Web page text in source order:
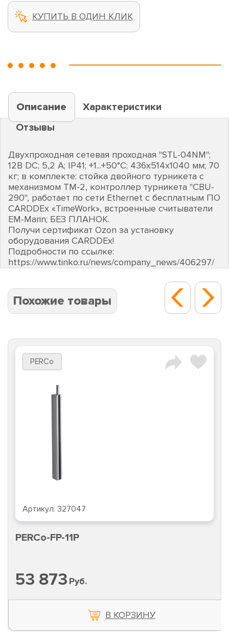
КУПИТЬ В ОДИН КЛИК
Описание
Характеристики
Отзывы
Двухпроходная сетевая проходная "STL-04NM";
12В DC; 5,2 А; IP41; +1...+50°C; 436х514х1040 мм; 70
кг; в комплекте: стойка двойного турникета с
механизмом ТМ-2, контроллер турникета "CBU-
290", работает по сети Ethernet с бесплатным ПО
CARDDEх «TimeWork», встроенные считыватели
EM-Marin; БЕЗ ПЛАНОК.
Получи сертификат Ozon за установку
оборудования CARDDEх!
Подробности по ссылке:
https://www.tinko.ru/news/company_news/406297/
Похожие товары
PERCo
Артикул: 327047
PERCo-FP-11P
53 873 Руб.
В КОРЗИНУ